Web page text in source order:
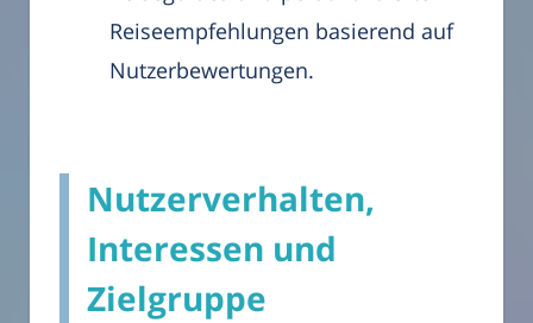
Reiseempfehlungen basierend auf
Nutzerbewertungen.
Nutzerverhalten,
Interessen und
Zielgruppe